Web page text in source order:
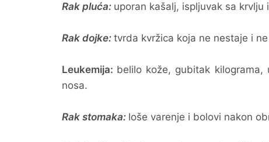
Rak pluća: uporan kašalj, ispljuvak sa krvlju
Rak dojke: tvrda kvržica koja ne nestaje i
Leukemija: belilo kože, gubitak
nosa.
Rak stomaka: loše varenje i bolovi nakon